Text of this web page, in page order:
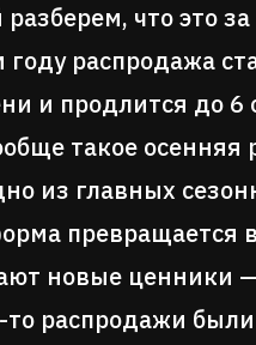
что это
году распродажа
и продлится до 6
такое осенняя
из главных
превращается
новые ценники
то распродажи